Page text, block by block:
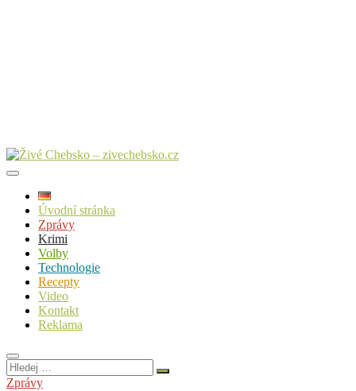
Úvodní stránka
Zprávy
Krimi
Volby
Technologie
Recepty
Video
Kontakt
Reklama
Hledej
…
Zprávy